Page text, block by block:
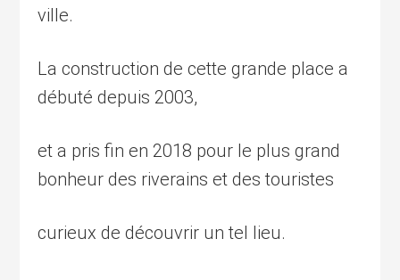
ville.
La construction de cette grande place a
débuté depuis 2003,
et a pris fin en 2018 pour le plus grand
bonheur des riverains et des touristes
curieux de découvrir un tel lieu.